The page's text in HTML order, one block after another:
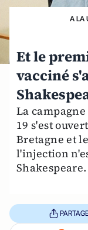
A LA
Et le
vacciné
La
19 s'est
Bretagne et
l'injection
Shakespeare.